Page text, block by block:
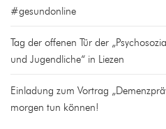
#gesundonline
Tag der offenen Tür der
und Jugendliche“ in Liezen
Einladung zum Vortrag
morgen tun können!